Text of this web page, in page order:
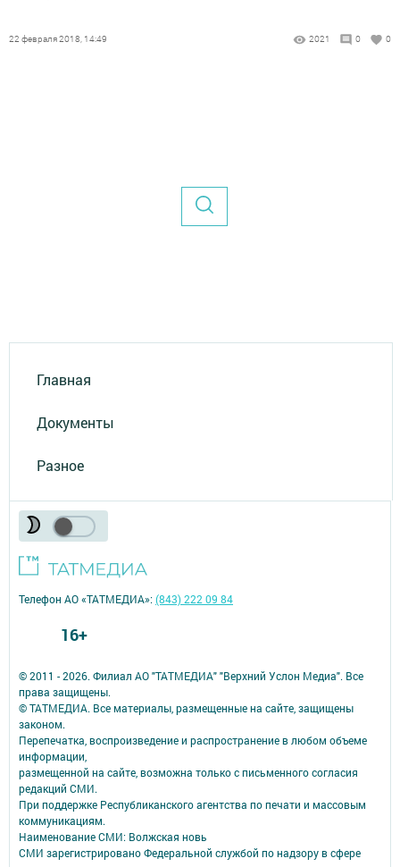
22 февраля 2018, 14:49 2021 0 0
Главная
Документы
Разное
© 2011 - 2026. Филиал АО "ТАТМЕДИА" "Верхний Услон Медиа". Все
права защищены.
© ТАТМЕДИА. Все материалы, размещенные на сайте, защищены
законом.
Перепечатка, воспроизведение и распространение в любом объеме
информации,
размещенной на сайте, возможна только с письменного согласия
редакций СМИ.
При поддержке Республиканского агентства по печати и массовым
коммуникациям.
Наименование СМИ: Волжская новь
СМИ зарегистрировано Федеральной службой по надзору в сфере
Телефон АО «ТАТМЕДИА»:(843) 222 09 84
16+